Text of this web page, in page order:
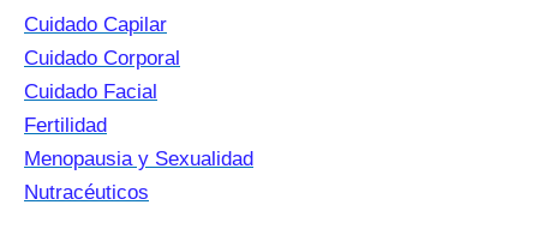
Cuidado Capilar
Cuidado Corporal
Cuidado Facial
Fertilidad
Menopausia y Sexualidad
Nutracéuticos